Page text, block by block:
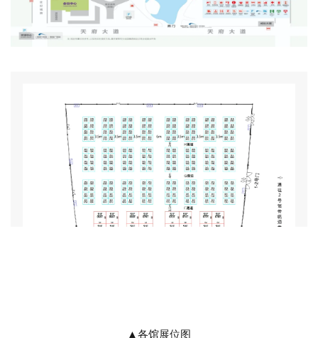
▲各馆展位图